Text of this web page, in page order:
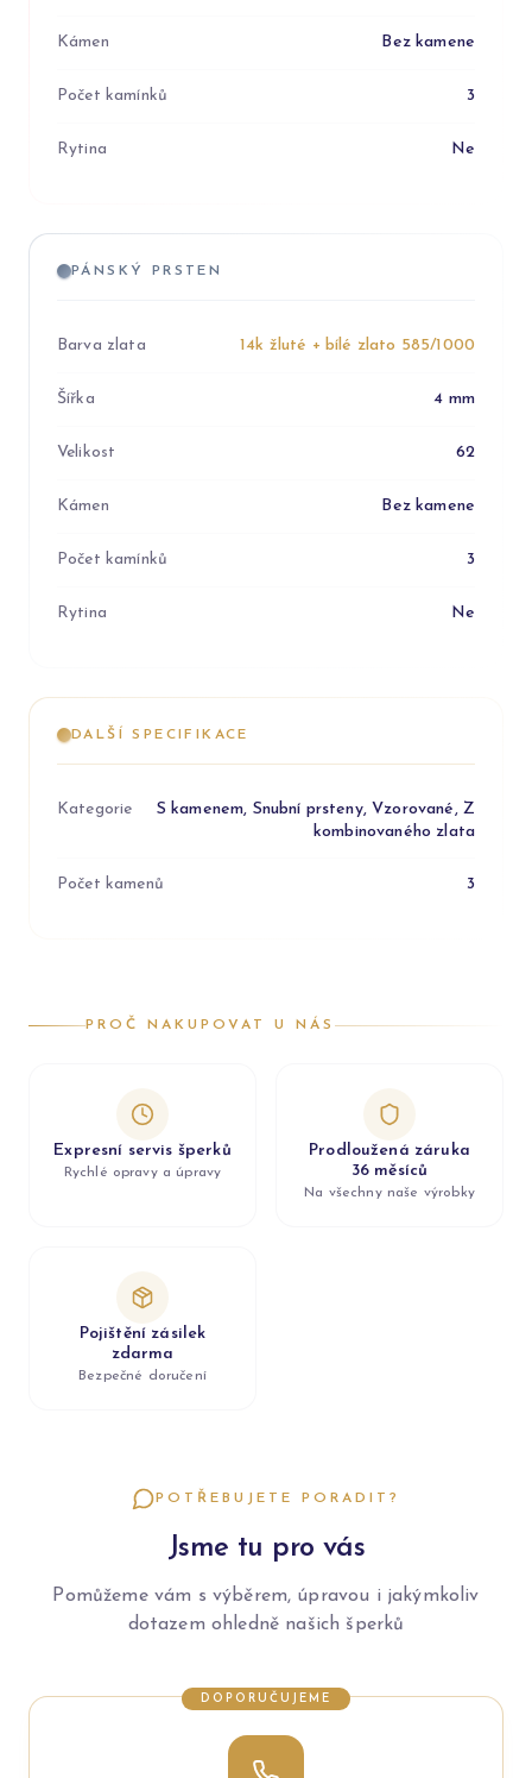
Kámen Bez kamene
Počet kamínků 3
Rytina Ne
PÁNSKÝ PRSTEN
Barva zlata 14k žluté + bílé zlato 585/1000
Šířka 4 mm
Velikost 62
Kámen Bez kamene
Počet kamínků 3
Rytina Ne
DALŠÍ SPECIFIKACE
Kategorie
S kamenem, Snubní prsteny, Vzorované, Z
kombinovaného zlata
Počet kamenů 3
PROČ NAKUPOVAT U NÁS
Expresní servis šperků
Rychlé opravy a úpravy
Prodloužená záruka
36 měsíců
Na všechny naše výrobky
Pojištění zásilek
zdarma
Bezpečné doručení
POTŘEBUJETE PORADIT?
Jsme tu pro vás
Pomůžeme vám s výběrem, úpravou i jakýmkoliv
dotazem ohledně našich šperků
DOPORUČUJEME